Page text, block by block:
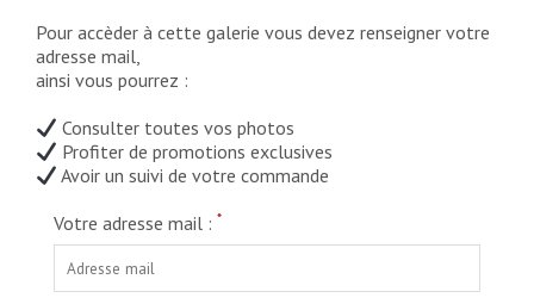
Pour accèder à cette galerie vous devez renseigner votre
adresse mail,
ainsi vous pourrez :
Consulter toutes vos photos
Profiter de promotions exclusives
Avoir un suivi de votre commande
Votre adresse mail : *